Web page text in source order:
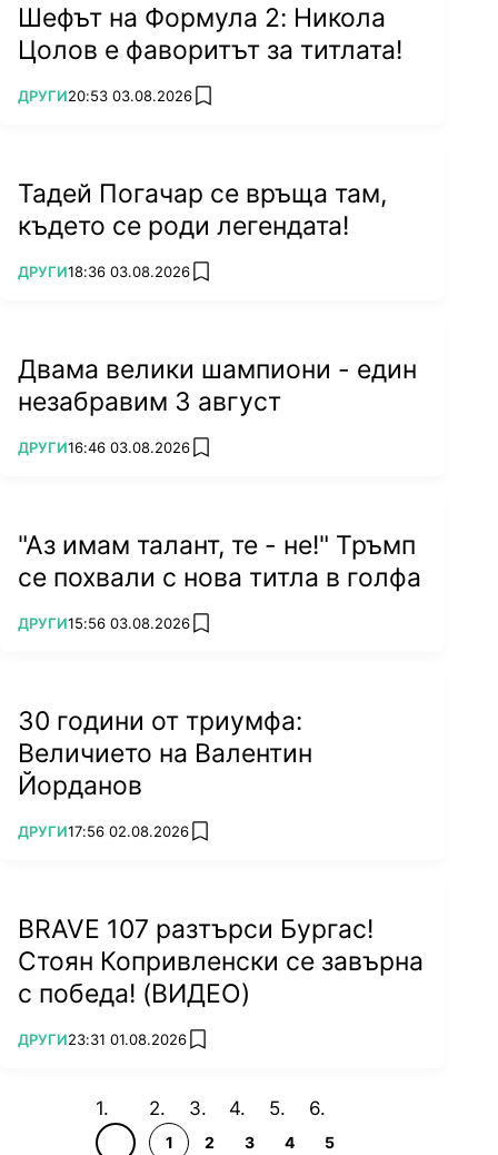
Шефът на Формула 2: Никола
Цолов е фаворитът за титлата!
ПОВЕЧЕ ОТ
ДРУГИ20:53 03.08.2026 add favorites
Тадей Погачар се връща там,
където се роди легендата!
ПОВЕЧЕ ОТ
ДРУГИ18:36 03.08.2026 add favorites
Двама велики шампиони - един
незабравим 3 август
ПОВЕЧЕ ОТ
ДРУГИ16:46 03.08.2026 add favorites
"Аз имам талант, те - не!" Тръмп
се похвали с нова титла в голфа
ПОВЕЧЕ ОТ
ДРУГИ15:56 03.08.2026 add favorites
30 години от триумфа:
Величието на Валентин
Йорданов
ПОВЕЧЕ ОТ
ДРУГИ17:56 02.08.2026 add favorites
BRAVE 107 разтърси Бургас!
Стоян Копривленски се завърна
с победа! (ВИДЕО)
ПОВЕЧЕ ОТ
ДРУГИ23:31 01.08.2026 add favorites
1 2 3 4 5